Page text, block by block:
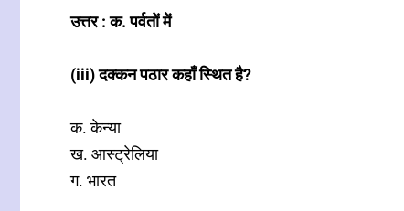
उत्तर : क. पर्वतों में
(iii) दक्कन पठार कहाँ स्थित है?
क. केन्या
ख. आस्ट्रेलिया
ग. भारत